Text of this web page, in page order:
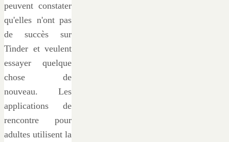
peuvent constater
qu'elles n'ont pas
de succès sur
Tinder et veulent
essayer quelque
chose de
nouveau. Les
applications de
rencontre pour
adultes utilisent la